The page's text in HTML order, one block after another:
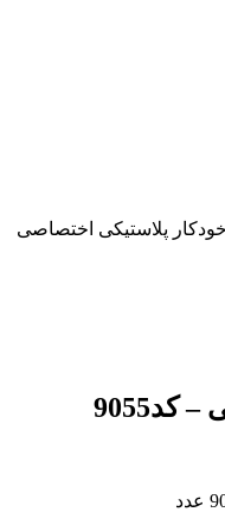
خودکار پلاستیکی اختصاصی